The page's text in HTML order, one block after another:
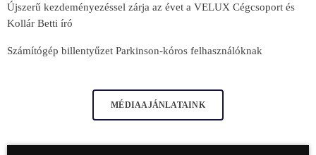
Újszerű kezdeményezéssel zárja az évet a VELUX Cégcsoport és
Kollár Betti író
Számítógép billentyűzet Parkinson-kóros felhasználóknak
MÉDIAAJÁNLATAINK